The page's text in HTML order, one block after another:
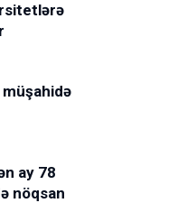
müşahidə
ay 78
nöqsan